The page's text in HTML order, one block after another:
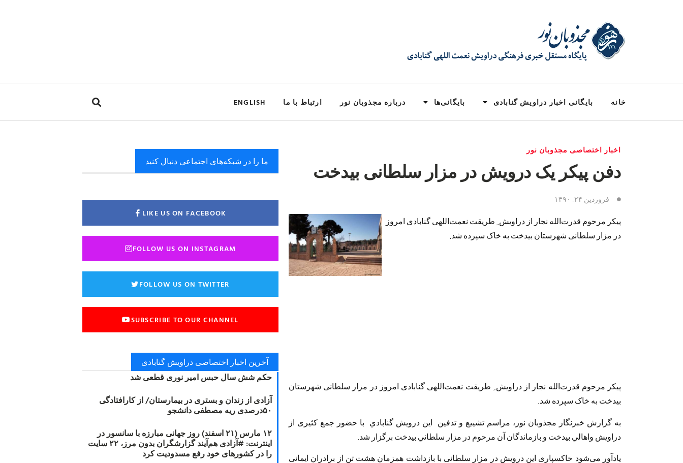
خانه بایگانی اخبار دراویش گنابادی بایگانی‌ها درباره مجذوبان نور ارتباط با ما ENGLISH
اخبار اختصاصی مجذوبان نور
دفن پیکر یک درویش در مزار سلطانی بیدخت
فروردین ۲۴, ۱۳۹۰
پیکر مرحوم قدرت‌الله نجار از دراویش ِ طریقت نعمت‌اللهی گنابادی امروز
در مزار سلطانی شهرستان بیدخت به خاک سپرده شد.
پیکر مرحوم قدرت‌الله نجار از دراویش ِ طریقت نعمت‌اللهی گنابادی امروز در مزار سلطانی شهرستان
بیدخت به خاک سپرده شد.
به گزارش خبرنگار مجذوبان نور، مراسم تشييع و تدفین اين درويش گنابادي با حضور جمع کثیری از
دراويش واهالي بيدخت و بازماندگان آن مرحوم در مزار سلطاني بيدخت برگزار شد.
یادآور می‌شود خاکسپاری این درویش در مزار سلطانی با بازداشت همزمان هشت تن از برادران ایمانی
ما را در شبکه‌های اجتماعی دنبال کنید
LIKE US ON FACEBOOK
FOLLOW US ON INSTAGRAM
FOLLOW US ON TWITTER
SUBSCRIBE TO OUR CHANNEL
آخرین اخبار اختصاصی دراویش گنابادی
حکم شش سال حبس امیر نوری قطعی شد
آزادی از زندان و بستری در بیمارستان/ از کارافتادگی
۵۰درصدی ریه مصطفی دانشجو
۱۲ مارس (۲۱ اسفند) روز جهانی مبارزه با سانسور در
اینترنت: #آزادی هم‌آیند گزارشگران‌ بدون مرز، ۲۲ سایت
را در کشورهای خود رفع مسدودیت کرد